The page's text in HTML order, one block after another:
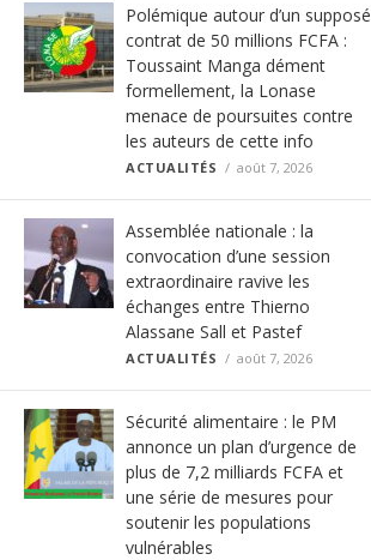
Polémique autour d’un supposé
contrat de 50 millions FCFA :
Toussaint Manga dément
formellement, la Lonase
menace de poursuites contre
les auteurs de cette info
ACTUALITÉS août 7, 2026
Assemblée nationale : la
convocation d’une session
extraordinaire ravive les
échanges entre Thierno
Alassane Sall et Pastef
ACTUALITÉS août 7, 2026
Sécurité alimentaire : le PM
annonce un plan d’urgence de
plus de 7,2 milliards FCFA et
une série de mesures pour
soutenir les populations
vulnérables